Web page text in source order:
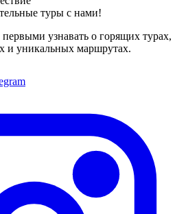
туры с нами!
узнавать о горящих турах,
и уникальных маршрутах.